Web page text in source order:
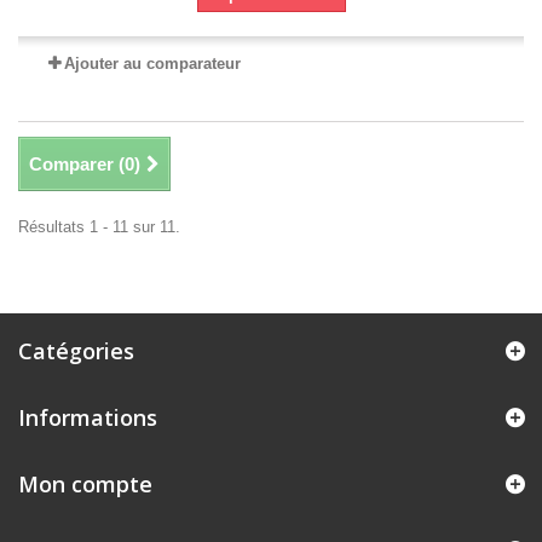
Ajouter au comparateur
Comparer (0)
Résultats 1 - 11 sur 11.
Catégories
Informations
Mon compte